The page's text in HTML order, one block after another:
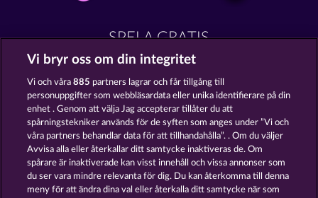
SPELA GRATIS
Blazing Star Fruit Love
Vi bryr oss om din integritet
Vi och våra885 partners lagrar och får tillgång till
personuppgifter som webbläsardata eller unika identifierare på din
enhet . Genom att välja Jag accepterar tillåter du att
spårningstekniker används för de syften som anges under ”Vi och
våra partners behandlar data för att tillhandahålla”. . Om du väljer
Avvisa alla eller återkallar ditt samtycke inaktiveras de. Om
spårare är inaktiverade kan visst innehåll och vissa annonser som
du ser vara mindre relevanta för dig. Du kan återkomma till denna
meny för att ändra dina val eller återkalla ditt samtycke när som